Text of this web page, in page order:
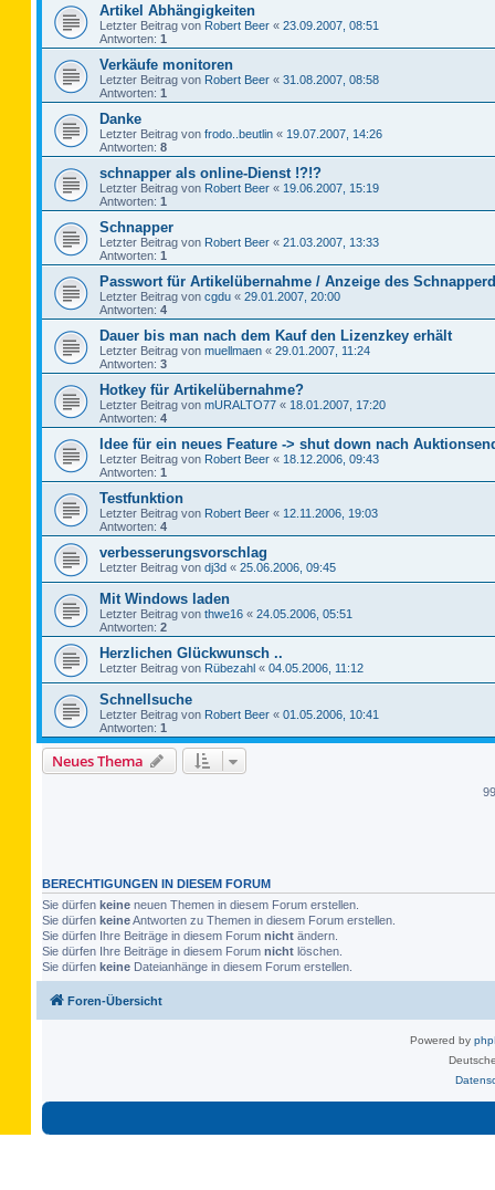
Artikel Abhängigkeiten
Letzter Beitrag von Robert Beer « 23.09.2007, 08:51
Antworten: 1
Verkäufe monitoren
Letzter Beitrag von Robert Beer « 31.08.2007, 08:58
Antworten: 1
Danke
Letzter Beitrag von frodo..beutlin « 19.07.2007, 14:26
Antworten: 8
schnapper als online-Dienst !?!?
Letzter Beitrag von Robert Beer « 19.06.2007, 15:19
Antworten: 1
Schnapper
Letzter Beitrag von Robert Beer « 21.03.2007, 13:33
Antworten: 1
Passwort für Artikelübernahme / Anzeige des
Letzter Beitrag von cgdu « 29.01.2007, 20:00
Antworten: 4
Dauer bis man nach dem Kauf den Lizenzkey erhält
Letzter Beitrag von muellmaen « 29.01.2007, 11:24
Antworten: 3
Hotkey für Artikelübernahme?
Letzter Beitrag von mURALTO77 « 18.01.2007, 17:20
Antworten: 4
Idee für ein neues Feature -> shut down nach
Letzter Beitrag von Robert Beer « 18.12.2006, 09:43
Antworten: 1
Testfunktion
Letzter Beitrag von Robert Beer « 12.11.2006, 19:03
Antworten: 4
verbesserungsvorschlag
Letzter Beitrag von dj3d « 25.06.2006, 09:45
Mit Windows laden
Letzter Beitrag von thwe16 « 24.05.2006, 05:51
Antworten: 2
Herzlichen Glückwunsch ..
Letzter Beitrag von Rübezahl « 04.05.2006, 11:12
Schnellsuche
Letzter Beitrag von Robert Beer « 01.05.2006, 10:41
Antworten: 1
Neues Thema
BERECHTIGUNGEN IN DIESEM FORUM
Sie dürfen keine neuen Themen in diesem Forum erstellen.
Sie dürfen keineAntworten zu Themen in diesem Forum erstellen.
Sie dürfen Ihre Beiträge in diesem Forum nicht ändern.
Sie dürfen Ihre Beiträge in diesem Forum nicht löschen.
Sie dürfen keine Dateianhänge in diesem Forum erstellen.
Foren-Übersicht
Powered by